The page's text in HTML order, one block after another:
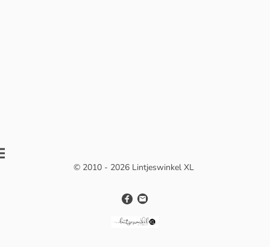
© 2010 - 2026 Lintjeswinkel XL